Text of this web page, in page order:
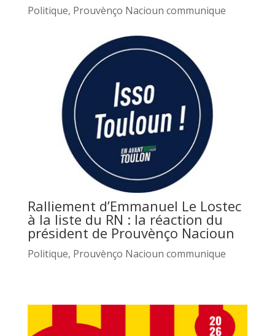
Politique, Prouvènço Nacioun communique
Ralliement d’Emmanuel Le Lostec
à la liste du RN : la réaction du
président de Prouvènço Nacioun
Politique, Prouvènço Nacioun communique